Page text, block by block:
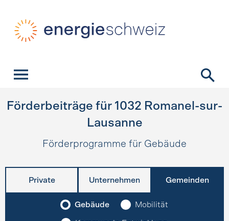
Förderbeiträge für 1032 Romanel-sur-
Lausanne
Förderprogramme für Gebäude
Private Unternehmen Gemeinden
Gebäude Mobilität